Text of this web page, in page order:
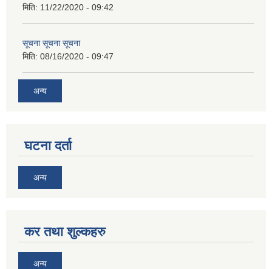
मिति: 11/22/2020 - 09:42
सूचना सूचना सूचना
मिति: 08/16/2020 - 09:47
अन्य
घटना दर्ता
अन्य
कर तथा शुल्कहरु
अन्य